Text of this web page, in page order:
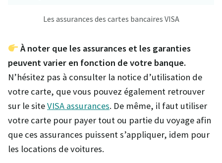
Les assurances des cartes bancaires VISA
À noter que les assurances et les garanties
peuvent varier en fonction de votre banque.
N’hésitez pas à consulter la notice d’utilisation de
votre carte, que vous pouvez également retrouver
sur le siteVISA assurances. De même, il faut utiliser
votre carte pour payer tout ou partie du voyage afin
que ces assurances puissent s’appliquer, idem pour
les locations de voitures.